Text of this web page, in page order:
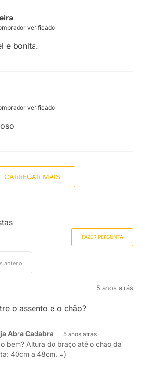
verificado
e bonita.
verificado
CARREGAR MAIS
FAZER PERGUNTA
5 anos atrás
o assento e o chão?
Abra Cadabra 5 anos atrás
bem? Altura do braço até o chão da
40cm a 48cm. =)